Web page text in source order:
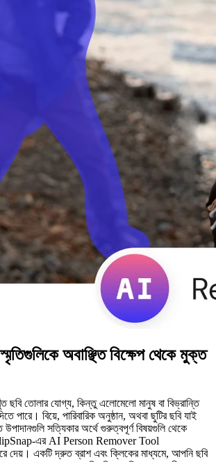
অবাঞ্ছিত বিক্ষেপ থেকে মুক্ত
ছবি তোলার যোগ্য, কিন্তু এলোমেলো মানুষ বা বিভ্রান্তি
পারে। বিয়ে, পারিবারিক অনুষ্ঠান, অথবা ছুটির ছবি যাই
সত্যিকার অর্থে গুরুত্বপূর্ণ বিষয়গুলি থেকে
এর AI Person Remover Tool
দেয়। একটি দ্রুত ব্রাশ এবং ক্লিকের মাধ্যমে, আপনি ছবি